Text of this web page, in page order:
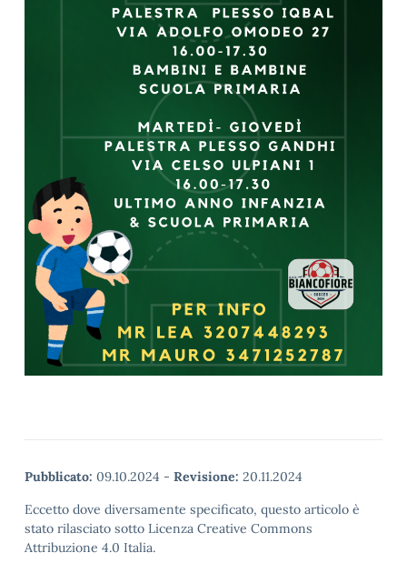
Pubblicato: 09.10.2024 - Revisione: 20.11.2024
Eccetto dove diversamente specificato, questo articolo è
stato rilasciato sotto Licenza Creative Commons
Attribuzione 4.0 Italia.